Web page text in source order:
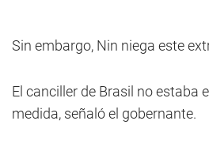
Sin embargo, Nin niega este
El canciller de Brasil no estaba
medida, señaló el gobernante.